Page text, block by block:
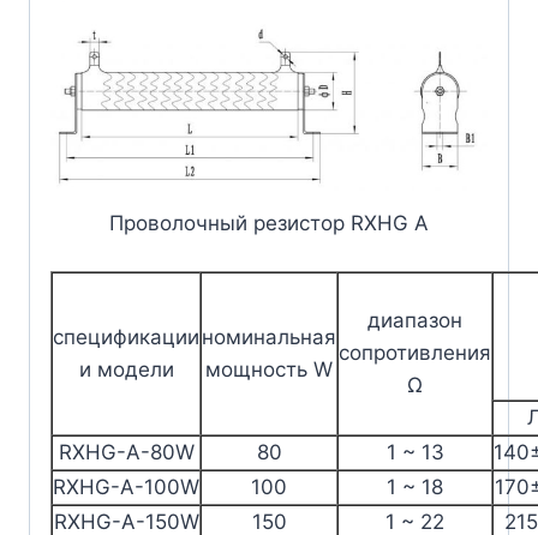
Проволочный резистор RXHG A
спецификации
и модели
номинальная
мощность W
диапазон
сопротивления
Ω
RXHG-A-80W
80 1 ~ 13
RXHG-A-100W
100 1 ~ 18
RXHG-A-150W
150 1 ~ 22